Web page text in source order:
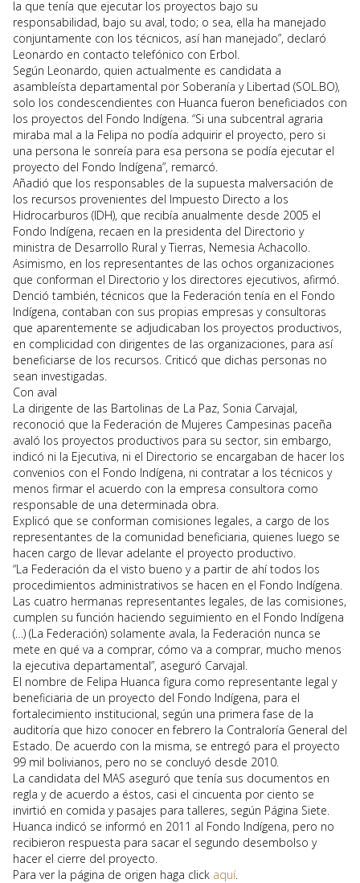
la que tenía que ejecutar los proyectos bajo su
responsabilidad, bajo su aval, todo; o sea, ella ha manejado
conjuntamente con los técnicos, así han manejado”, declaró
Leonardo en contacto telefónico con Erbol.
Según Leonardo, quien actualmente es candidata a
asambleísta departamental por Soberanía y Libertad (SOL.BO),
solo los condescendientes con Huanca fueron beneficiados con
los proyectos del Fondo Indígena. “Si una subcentral agraria
miraba mal a la Felipa no podía adquirir el proyecto, pero si
una persona le sonreía para esa persona se podía ejecutar el
proyecto del Fondo Indígena”, remarcó.
Añadió que los responsables de la supuesta malversación de
los recursos provenientes del Impuesto Directo a los
Hidrocarburos (IDH), que recibía anualmente desde 2005 el
Fondo Indígena, recaen en la presidenta del Directorio y
ministra de Desarrollo Rural y Tierras, Nemesia Achacollo.
Asimismo, en los representantes de las ochos organizaciones
que conforman el Directorio y los directores ejecutivos, afirmó.
Denció también, técnicos que la Federación tenía en el Fondo
Indígena, contaban con sus propias empresas y consultoras
que aparentemente se adjudicaban los proyectos productivos,
en complicidad con dirigentes de las organizaciones, para así
beneficiarse de los recursos. Criticó que dichas personas no
sean investigadas.
Con aval
La dirigente de las Bartolinas de La Paz, Sonia Carvajal,
reconoció que la Federación de Mujeres Campesinas paceña
avaló los proyectos productivos para su sector, sin embargo,
indicó ni la Ejecutiva, ni el Directorio se encargaban de hacer los
convenios con el Fondo Indígena, ni contratar a los técnicos y
menos firmar el acuerdo con la empresa consultora como
responsable de una determinada obra.
Explicó que se conforman comisiones legales, a cargo de los
representantes de la comunidad beneficiaria, quienes luego se
hacen cargo de llevar adelante el proyecto productivo.
“La Federación da el visto bueno y a partir de ahí todos los
procedimientos administrativos se hacen en el Fondo Indígena.
Las cuatro hermanas representantes legales, de las comisiones,
cumplen su función haciendo seguimiento en el Fondo Indígena
(…) (La Federación) solamente avala, la Federación nunca se
mete en qué va a comprar, cómo va a comprar, mucho menos
la ejecutiva departamental”, aseguró Carvajal.
El nombre de Felipa Huanca figura como representante legal y
beneficiaria de un proyecto del Fondo Indígena, para el
fortalecimiento institucional, según una primera fase de la
auditoría que hizo conocer en febrero la Contraloría General del
Estado. De acuerdo con la misma, se entregó para el proyecto
99 mil bolivianos, pero no se concluyó desde 2010.
La candidata del MAS aseguró que tenía sus documentos en
regla y de acuerdo a éstos, casi el cincuenta por ciento se
invirtió en comida y pasajes para talleres, según Página Siete.
Huanca indicó se informó en 2011 al Fondo Indígena, pero no
recibieron respuesta para sacar el segundo desembolso y
hacer el cierre del proyecto.
Para ver la página de origen haga click aquí.